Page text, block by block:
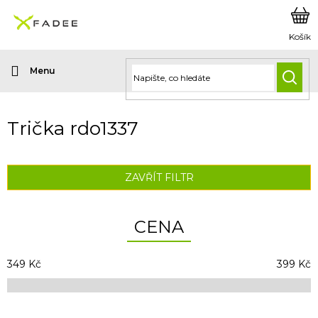
obsah
Trička rdo1337
ZAVŘÍT FILTR
CENA
349 Kč 399 Kč